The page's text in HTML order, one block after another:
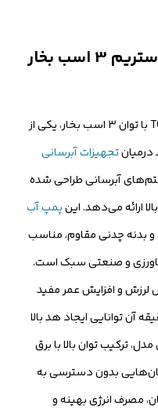
رایگان
معرفی پمپ آب بشقابی استریم 3 اسب بخار
استریم مدل TCB300 با توان ۳ اسب بخار، یکی از
درمیانتجهیزات آبرسانی
آبرسانی طراحی شده
ارائه می‌دهد. اینپمپ آب
و بدنه چدنی مقاوم، مناسب
و صنعتی سبک است.
و افزایش عمر مفید
۲۹۰۰ دور در دقیقه آن توانایی ایجاد هد بالا
ترکیب توان بالا با برق
بدون دسترسی به
مصرف انرژی بهینه و